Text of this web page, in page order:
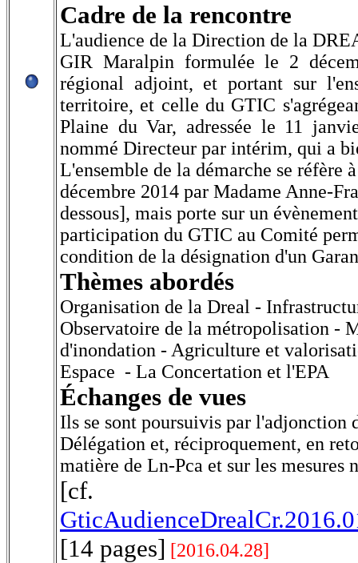
Cadre de la rencontre
L'audience de la Direction de la
GIR Maralpin formulée le 2
régional adjoint, et portant sur
territoire, et celle du GTIC
Plaine du Var, adressée le 11
nommé Directeur par intérim, qui a
L'ensemble de la démarche se réfère
décembre 2014 par Madame Anne-
dessous], mais porte sur un
participation du GTIC au Comité
condition de la désignation d'un
Thèmes abordés
Organisation de la Dreal -
Observatoire de la métropolisation -
d'inondation - Agriculture et
Espace - La Concertation et l'EPA
Échanges de vues
Ils se sont poursuivis par l'adjonction
Délégation et, réciproquement, en
matière de Ln-Pca et sur les mesures
[cf.
[14 pages] [2016.04.28]